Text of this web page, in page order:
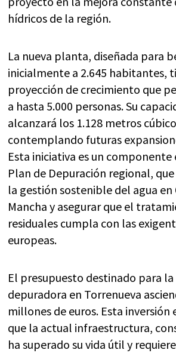
hídricos de la región.
La nueva planta, diseñada para
inicialmente a 2.645 habitantes,
proyección de crecimiento que
a hasta 5.000 personas. Su
alcanzará los 1.128 metros
contemplando futuras
Esta iniciativa es un componente
Plan de Depuración regional,
la gestión sostenible del agua en
Mancha y asegurar que el
residuales cumpla con las
europeas.
El presupuesto destinado para
depuradora en Torrenueva
millones de euros. Esta inversión
que la actual infraestructura,
ha superado su vida útil y